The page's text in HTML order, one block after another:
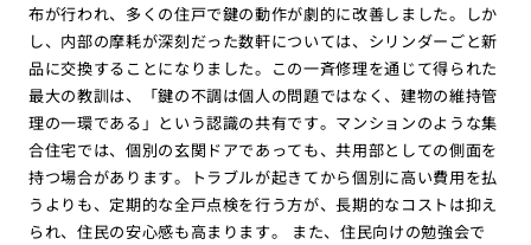
布が行われ、多くの住戸で鍵の動作が劇的に改善しました。しか
し、内部の摩耗が深刻だった数軒については、シリンダーごと新
品に交換することになりました。この一斉修理を通じて得られた
最大の教訓は、「鍵の不調は個人の問題ではなく、建物の維持管
理の一環である」という認識の共有です。マンションのような集
合住宅では、個別の玄関ドアであっても、共用部としての側面を
持つ場合があります。トラブルが起きてから個別に高い費用を払
うよりも、定期的な全戸点検を行う方が、長期的なコストは抑え
られ、住民の安心感も高まります。 また、住民向けの勉強会で